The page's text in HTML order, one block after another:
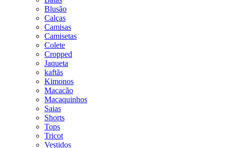
Blusão
Calças
Camisas
Camisetas
Colete
Cropped
Jaqueta
kaftãs
Kimonos
Macacão
Macaquinhos
Saias
Shorts
Tops
Tricot
Vestidos